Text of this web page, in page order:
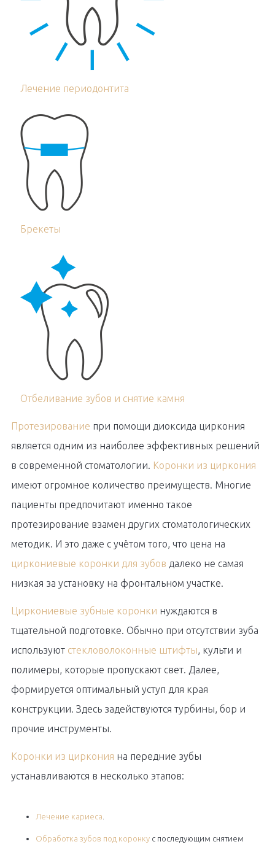
Лечение периодонтита
Брекеты
Отбеливание зубов и снятие камня
Протезирование при помощи диоксида циркония
является одним из наиболее эффективных решений
в современной стоматологии.
Коронки из циркония
имеют огромное количество преимуществ. Многие
пациенты предпочитают именно такое
протезирование взамен других стоматологических
методик. И это даже с учётом того, что цена на
циркониевые коронки для зубов далеко не самая
низкая за установку на фронтальном участке.
Циркониевые зубные коронки нуждаются в
тщательной подготовке. Обычно при отсутствии зуба
используют стекловолоконные штифты , культи и
полимеры, которые пропускают свет. Далее,
формируется оптимальный уступ для края
конструкции. Здесь задействуются турбины, бор и
прочие инструменты.
Коронки из циркония на передние зубы
устанавливаются в несколько этапов:
Лечение кариеса
Обработка зубов под коронкус последующим снятием